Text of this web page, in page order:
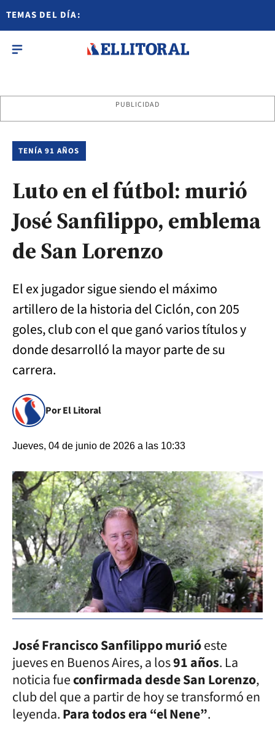
TEMAS DEL DÍA:
PUBLICIDAD
TENÍA 91 AÑOS
Luto en el fútbol: murió
José Sanfilippo, emblema
de San Lorenzo
El ex jugador sigue siendo el máximo
artillero de la historia del Ciclón, con 205
goles, club con el que ganó varios títulos y
donde desarrolló la mayor parte de su
carrera.
Por El Litoral
Jueves, 04 de junio de 2026 a las 10:33
José Francisco Sanfilippo murióeste
jueves en Buenos Aires, a los91 años. La
noticia fueconfirmada desde San Lorenzo,
club del que a partir de hoy se transformó en
leyenda.Para todos era “el Nene”.